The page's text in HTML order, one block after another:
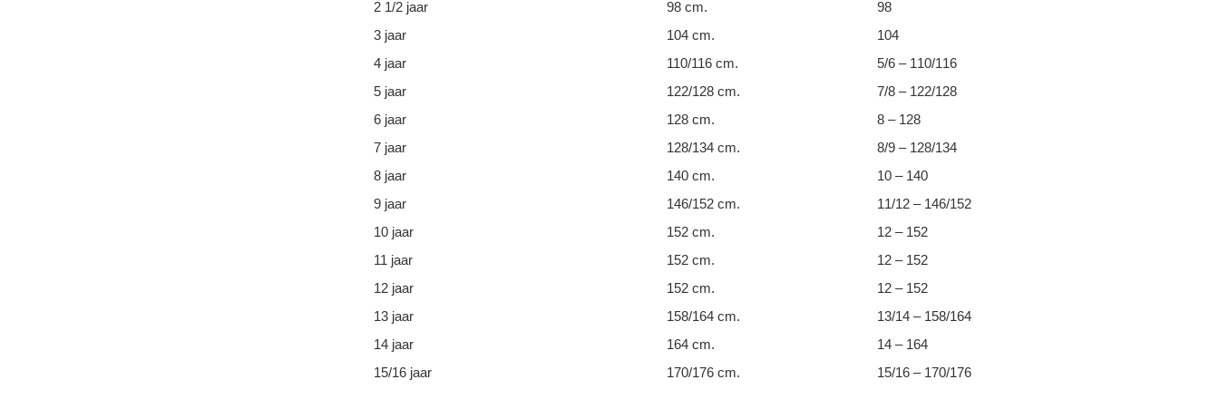
2 1/2 jaar
98 cm.
98
3 jaar
104 cm.
104
4 jaar
110/116 cm.
5/6 – 110/116
5 jaar
122/128 cm.
7/8 – 122/128
6 jaar
128 cm.
8 – 128
7 jaar
128/134 cm.
8/9 – 128/134
8 jaar
140 cm.
10 – 140
9 jaar
146/152 cm.
11/12 – 146/152
10 jaar
152 cm.
12 – 152
11 jaar
152 cm.
12 – 152
12 jaar
152 cm.
12 – 152
13 jaar
158/164 cm.
13/14 – 158/164
14 jaar
164 cm.
14 – 164
15/16 jaar
170/176 cm. 15/16 – 170/176